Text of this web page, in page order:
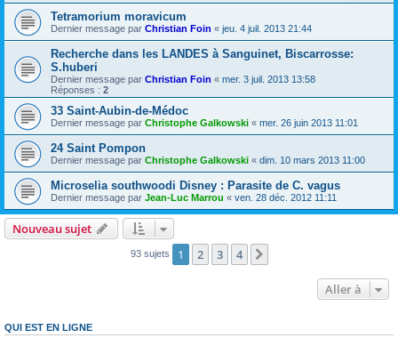
Tetramorium moravicum
Dernier message par Christian Foin « jeu. 4 juil. 2013 21:44
Recherche dans les LANDES à Sanguinet, Biscarrosse:
S.huberi
Dernier message par Christian Foin « mer. 3 juil. 2013 13:58
Réponses : 2
33 Saint-Aubin-de-Médoc
Dernier message par Christophe Galkowski « mer. 26 juin 2013 11:01
24 Saint Pompon
Dernier message par Christophe Galkowski « dim. 10 mars 2013 11:00
Microselia southwoodi Disney : Parasite de C. vagus
Dernier message par Jean-Luc Marrou « ven. 28 déc. 2012 11:11
Nouveau sujet
93 sujets 1 2 3 4
Aller à
QUI EST EN LIGNE